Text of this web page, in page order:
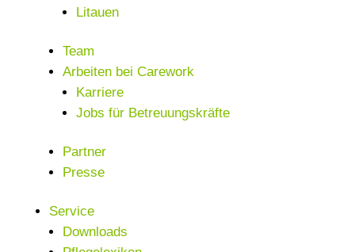
Litauen
Team
Arbeiten bei Carework
Karriere
Jobs für Betreuungskräfte
Partner
Presse
Service
Downloads